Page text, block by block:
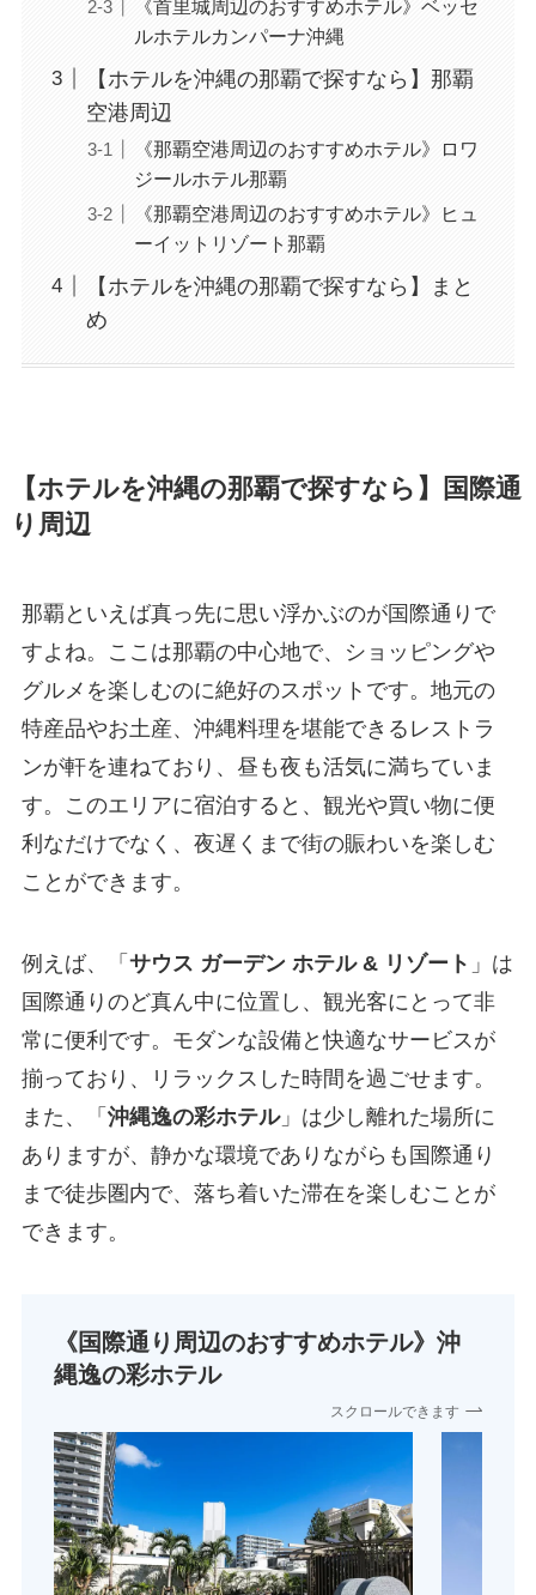
《首里城周辺のおすすめホテル》ベッセ
ルホテルカンパーナ沖縄
【ホテルを沖縄の那覇で探すなら】那覇
空港周辺
《那覇空港周辺のおすすめホテル》ロワ
ジールホテル那覇
《那覇空港周辺のおすすめホテル》ヒュ
ーイットリゾート那覇
【ホテルを沖縄の那覇で探すなら】まと
め
【ホテルを沖縄の那覇で探すなら】国際通
り周辺
那覇といえば真っ先に思い浮かぶのが国際通りで
すよね。ここは那覇の中心地で、ショッピングや
グルメを楽しむのに絶好のスポットです。地元の
特産品やお土産、沖縄料理を堪能できるレストラ
ンが軒を連ねており、昼も夜も活気に満ちていま
す。このエリアに宿泊すると、観光や買い物に便
利なだけでなく、夜遅くまで街の賑わいを楽しむ
ことができます。
例えば、「 サウス ガーデン ホテル & リゾート 」は
国際通りのど真ん中に位置し、観光客にとって非
常に便利です。モダンな設備と快適なサービスが
揃っており、リラックスした時間を過ごせます。
また、「 沖縄逸の彩ホテル」は少し離れた場所に
ありますが、静かな環境でありながらも国際通り
まで徒歩圏内で、落ち着いた滞在を楽しむことが
できます。
《国際通り周辺のおすすめホテル》 沖
縄逸の彩ホテル
スクロールできます